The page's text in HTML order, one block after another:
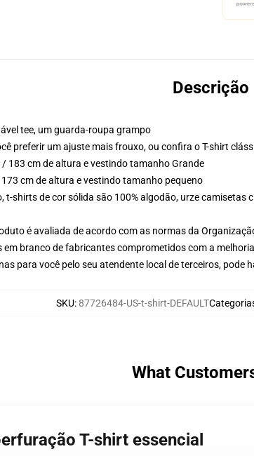
Descrição
tee, um guarda-roupa grampo
preferir um ajuste mais frouxo, ou confira o T-shirt
183 cm de altura e vestindo tamanho Grande
cm de altura e vestindo tamanho pequeno
t-shirts de cor sólida são 100% algodão, urze
é avaliada de acordo com as normas da
branco de fabricantes comprometidos com a
para você pelo seu atendente local de terceiros, pode
SKU:87726484-US-t-shirt-DEFAULT
What
T-shirt essencial